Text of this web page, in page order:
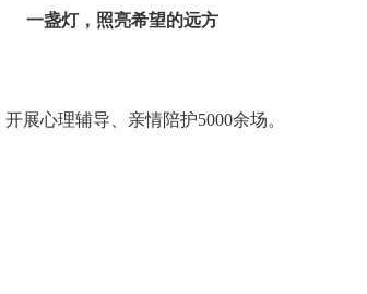
一盏灯，照亮希望的远方
展心理辅导、亲情陪护5000余场。